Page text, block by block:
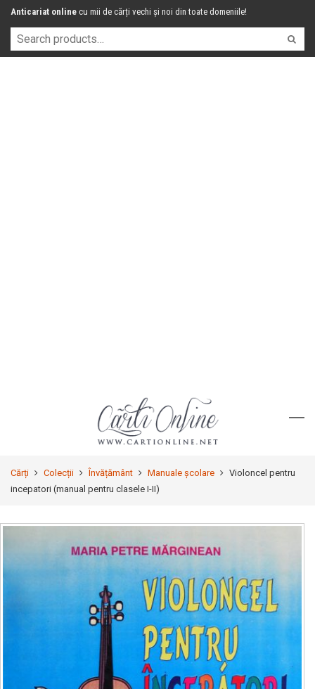
Anticariat online cu mii de cărți vechi și noi din toate domeniile!
Cărți Colecții Învățământ Manuale şcolare
Violoncel pentru
incepatori (manual pentru clasele I-II)